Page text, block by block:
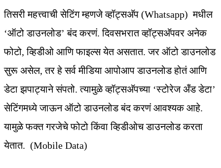
तिसरी महत्त्वाची सेटिंग म्हणजे व्हॉट्सअ‍ॅप (Whatsapp) मधील
‘ऑटो डाउनलोड’ बंद करणं. दिवसभरात व्हॉट्सअ‍ॅपवर अनेक
फोटो, व्हिडीओ आणि फाइल्स येत असतात. जर ऑटो डाउनलोड
सुरू असेल, तर हे सर्व मीडिया आपोआप डाउनलोड होतं आणि
डेटा झपाट्याने संपतो. त्यामुळे व्हॉट्सअ‍ॅपच्या ‘स्टोरेज अँड डेटा’
सेटिंगमध्ये जाऊन ऑटो डाउनलोड बंद करणं आवश्यक आहे.
यामुळे फक्त गरजेचे फोटो किंवा व्हिडीओच डाउनलोड करता
येतात. (Mobile Data)